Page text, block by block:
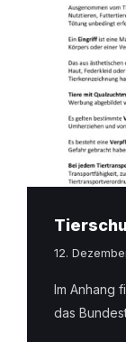
12.
Im Anhang
das